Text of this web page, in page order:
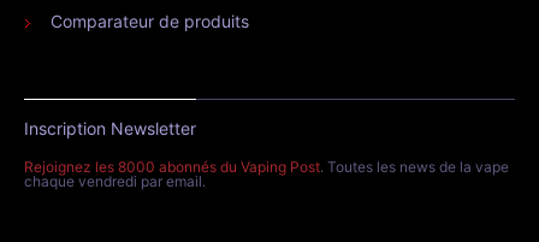
Comparateur de produits
Inscription Newsletter
Rejoignez les 8000 abonnés du Vaping Post. Toutes les news de la vape
chaque vendredi par email.